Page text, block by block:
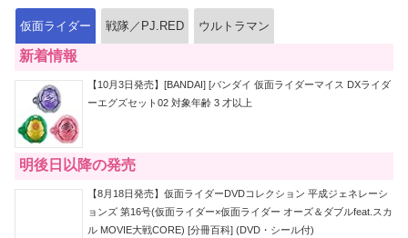
仮面ライダー 戦隊／PJ.RED ウルトラマン
新着情報
【10月3日発売】[BANDAI] [バンダイ 仮面ライダーマイス DXライダ
ーエグズセット02 対象年齢 3 才以上
明後日以降の発売
【8月18日発売】仮面ライダーDVDコレクション 平成ジェネレーシ
ョンズ 第16号(仮面ライダー×仮面ライダー オーズ＆ダブルfeat.スカ
ル MOVIE大戦CORE) [分冊百科] (DVD・シール付)